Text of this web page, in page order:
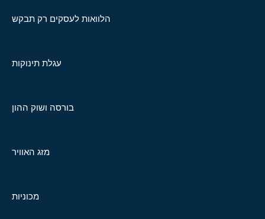
הלוואות לעסקים רק תבקש
עגלת תינוקות
בורסה ושוק ההון
מזג האוויר
מכוניות